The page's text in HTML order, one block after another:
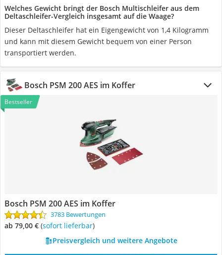
Welches Gewicht bringt der Bosch Multischleifer aus dem
Deltaschleifer-Vergleich insgesamt auf die Waage?
Dieser Deltaschleifer hat ein Eigengewicht von 1,4 Kilogramm
und kann mit diesem Gewicht bequem von einer Person
transportiert werden.
Bosch PSM 200 AES im Koffer
Bestseller
Bosch PSM 200 AES im Koffer
3783 Bewertungen
ab 79,00 € ( Sofort lieferbar)
Preisvergleich und weitere Angebote